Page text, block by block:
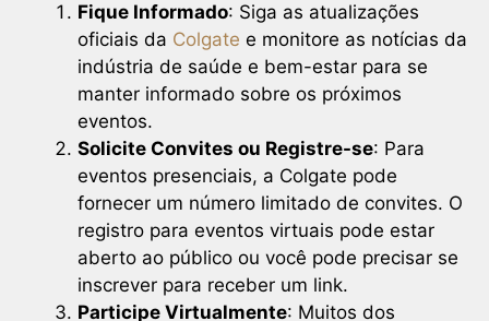
Fique Informado: Siga as atualizações
oficiais da Colgate e monitore as notícias da
indústria de saúde e bem-estar para se
manter informado sobre os próximos
eventos.
Solicite Convites ou Registre-se: Para
eventos presenciais, a Colgate pode
fornecer um número limitado de convites. O
registro para eventos virtuais pode estar
aberto ao público ou você pode precisar se
inscrever para receber um link.
Participe Virtualmente: Muitos dos